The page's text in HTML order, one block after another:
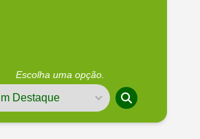
Escolha uma opção.